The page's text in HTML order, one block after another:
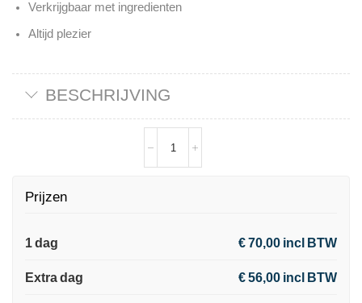
Verkrijgbaar met ingredienten
Altijd plezier
BESCHRIJVING
Prijzen
1 dag € 70,00 incl BTW
Extra dag € 56,00 incl BTW